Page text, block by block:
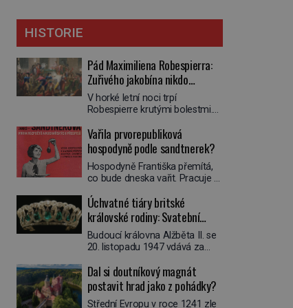
HISTORIE
Pád Maximiliena Robespierra:
Zuřivého jakobína nikdo
nelitoval?
V horké letní noci trpí
Robespierre krutými bolestmi.
víří kolotoč myšlenek. Když se
probere z mdlob, vzpomene si
na jednu z pařížských
jasnovidek, kterou před lety
navštívil. Prorokovala mu
vysmál. „Robespierre to
dotáhne hodně daleko,“
prohlásil o něm jiný významný
francouzský revolucionář,
Honoré de Mirabeau […]
Vařila prvorepubliková
hospodyně podle sandtnerek?
Hospodyně Františka přemítá,
co bude dneska vařit. Pracuje v
mlsný jazýček. Zalistuje proto
rychle v jedné ze „sandtnerek“.
„Zaplaťpánbůh, že už
nemusíme chodit s lístky,“
povzdechne si směrem ke
ruce. Ještě v prvních letech
nové republiky fungoval kvůli
nedostatku zboží přídělový
Úchvatné tiáry britské
královské rodiny: Svatební
klenot Alžbětě II. praskl
Budoucí královna Alžběta II. se
20. listopadu 1947 vdává za
Mountbattena. Aby měla na
obřad ve Westminsteru podle
tradice „něco vypůjčeného“, její
Dal si doutníkový magnát
postavit hrad jako z pohádky?
Střední Evropu v roce 1241 zle